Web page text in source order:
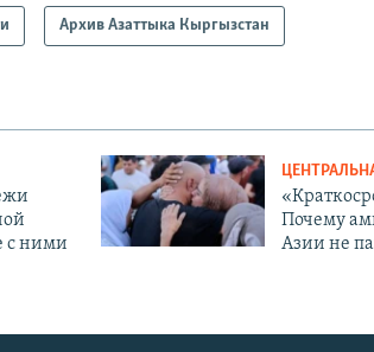
Архив Азаттыка Кыргызстан
с ними
Почему
Азии не